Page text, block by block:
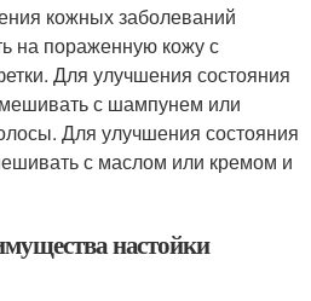
кожных заболеваний
на пораженную кожу с
Для улучшения состояния
с шампунем или
Для улучшения состояния
с маслом или кремом и
настойки